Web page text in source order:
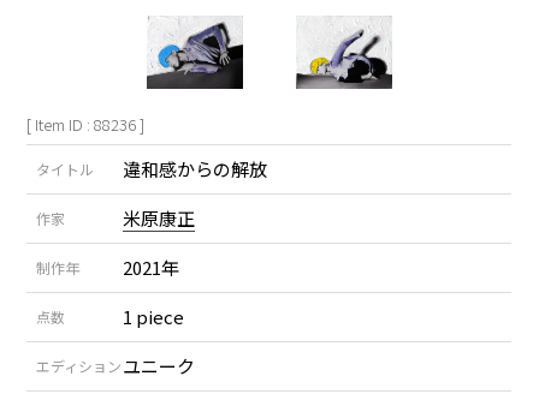
[ Item ID : 88236 ]
タイトル 違和感からの解放
作家 米原康正
制作年 2021年
点数 1 piece
エディションユニーク